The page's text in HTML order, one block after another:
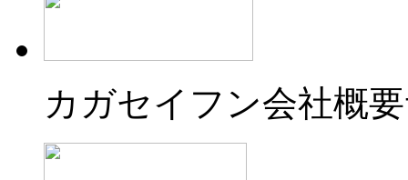
カガセイフン会社概